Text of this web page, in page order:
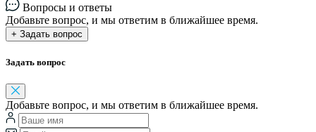
Вопросы и ответы
Добавьте вопрос, и мы ответим в ближайшее время.
+ Задать вопрос
Задать вопрос
Добавьте вопрос, и мы ответим в ближайшее время.